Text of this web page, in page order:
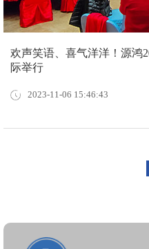
欢声笑语、喜气洋洋！源鸿
际举行
2023-11-06 15:46:43